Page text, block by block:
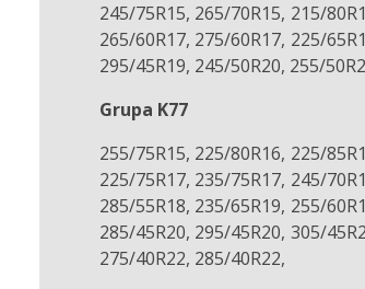
245/75R15, 265/70R15, 215/
265/60R17, 275/60R17, 225/
295/45R19, 245/50R20, 255/
Grupa K77
255/75R15, 225/80R16, 225/
225/75R17, 235/75R17, 245/
285/55R18, 235/65R19, 255/
285/45R20, 295/45R20, 305/
275/40R22, 285/40R22,